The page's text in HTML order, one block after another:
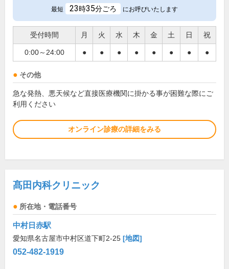
最短 23時35分ごろ にお呼びいたします
受付時間 月 火 水 木 金 土 日 祝
0:00～24:00 ● ● ● ● ● ● ● ●
その他
急な発熱、悪天候など直接医療機関に掛かる事が困難な際にご
利用ください
オンライン診療の詳細をみる
髙田内科クリニック
所在地・電話番号
中村日赤駅
愛知県名古屋市中村区道下町2-25 [地図]
052-482-1919